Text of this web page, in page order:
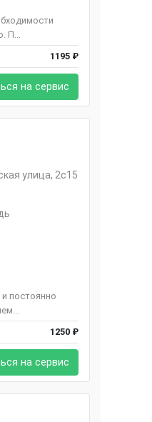
П...
1195 ₽
на сервис
улица, 2с15
постоянно
1250 ₽
на сервис